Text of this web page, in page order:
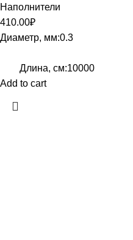
Наполнители
410.00₽
Длина, см:10000
Add to cart